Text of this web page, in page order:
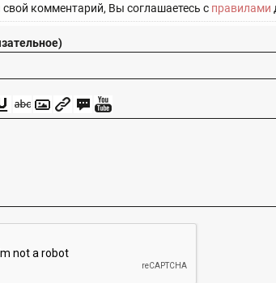
комментарий, Вы соглашаетесь с правилами